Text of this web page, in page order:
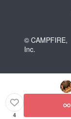
© CAMPFIRE,
Inc.
4